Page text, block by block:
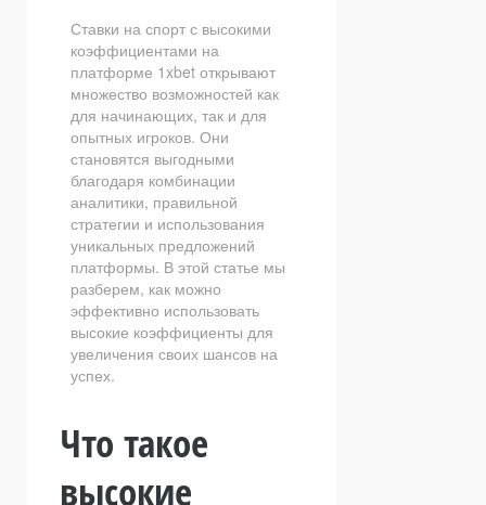
Ставки на спорт с высокими
коэффициентами на
платформе 1xbet открывают
множество возможностей как
для начинающих, так и для
опытных игроков. Они
становятся выгодными
благодаря комбинации
аналитики, правильной
стратегии и использования
уникальных предложений
платформы. В этой статье мы
разберем, как можно
эффективно использовать
высокие коэффициенты для
увеличения своих шансов на
успех.
Что такое
высокие